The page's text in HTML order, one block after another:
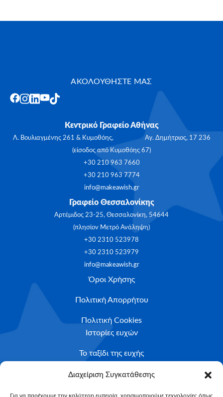
Διαχείριση Συγκατάθεσης
Για να παρέχουμε την καλύτερη εμπειρία, χρησιμοποιούμε τεχνολογίες όπως
ΑΚΟΛΟΥΘΗΣΤΕ ΜΑΣ
Κεντρικό Γραφείο Αθήνας
Λ. Βουλιαγμένης 261 & Κυμοθόης, Αγ. Δημήτριος, 17 236
(είσοδος από Κυμοθόης 67)
+30 210 963 7660
+30 210 963 7774
info@makeawish.gr
Γραφείο Θεσσαλονίκης
Αρτέμιδος 23-25, Θεσσαλονίκη, 54644
(πλησίον Μετρό Ανάληψη)
+30 2310 523978
+30 2310 523979
info@makeawish.gr
Όροι Χρήσης
Πολιτική Απορρήτου
Πολιτική Cookies
Ιστορίες ευχών
Το ταξίδι της ευχής
Κριτήρια Καταλληλότητας
Υποβολή Αιτήματος